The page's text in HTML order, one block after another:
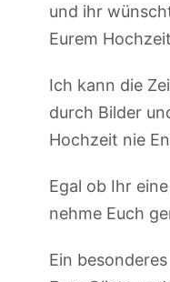
und ihr
Eurem
Ich kann die
durch Bilder
Hochzeit nie
Egal ob Ihr
nehme Euch
Ein